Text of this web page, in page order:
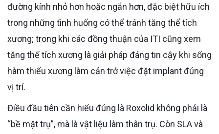
đường kính nhỏ hơn hoặc ngắn hơn, đặc biệt hữu ích
trong những tình huống có thể tránh tăng thể tích
xương; trong khi các đồng thuận của ITI cũng xem
tăng thể tích xương là giải pháp đáng tin cậy khi sống
hàm thiếu xương làm cản trở việc đặt implant đúng
vị trí.
Điều đầu tiên cần hiểu đúng là Roxolid không phải là
“bề mặt trụ”, mà là vật liệu làm thân trụ. Còn SLA và